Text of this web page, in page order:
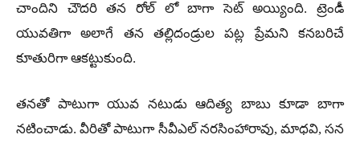
చాందిని చౌదరి తన రోల్ లో బాగా సెట్ అయ్యింది. ట్రెండీ
యువతిగా అలాగే తన తల్లిదండ్రుల పట్ల ప్రేమని కనబరిచే
కూతురిగా ఆకట్టుకుంది.
తనతో పాటుగా యువ నటుడు ఆదిత్య బాబు కూడా బాగా
నటించాడు. వీరితో పాటుగా సీవీఎల్ నరసింహారావు, మాధవి, సన